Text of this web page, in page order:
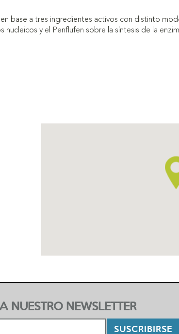
base a tres ingredientes activos con distinto
nucleicos y el Penflufen sobre la síntesis de la
NUESTRO NEWSLETTER
SUSCRIBIRSE